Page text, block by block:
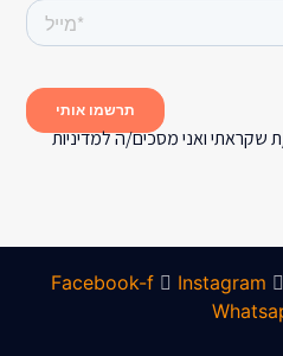
ואני מסכים/ה למדיניות
Facebook-f Instagram